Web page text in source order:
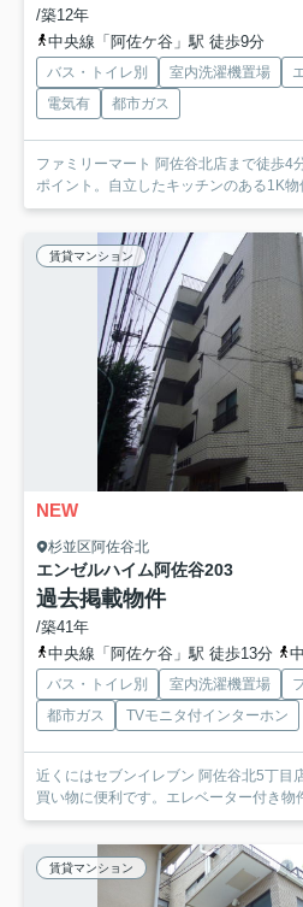
/築12年
中央線「阿佐ケ谷」駅 徒歩9分
バス・トイレ別 室内洗濯機置場
電気有
都市ガス
ファミリーマート 阿佐谷北店まで徒歩4
ポイント。自立したキッチンのある1K物
賃貸マンション
NEW
杉並区阿佐谷北
エンゼルハイム阿佐谷203
過去掲載物件
/築41年
中央線「阿佐ケ谷」駅 徒歩13分
バス・トイレ別 室内洗濯機置場
都市ガス
TVモニタ付インターホン
近くにはセブンイレブン 阿佐谷北5丁目
買い物に便利です。エレベーター付き物
賃貸マンション